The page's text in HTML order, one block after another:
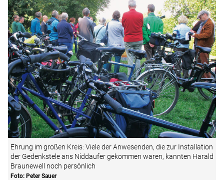
Ehrung im großen Kreis: Viele der Anwesenden, die zur Installation
der Gedenkstele ans Niddaufer gekommen waren, kannten Harald
Braunewell noch persönlich
Foto: Peter Sauer